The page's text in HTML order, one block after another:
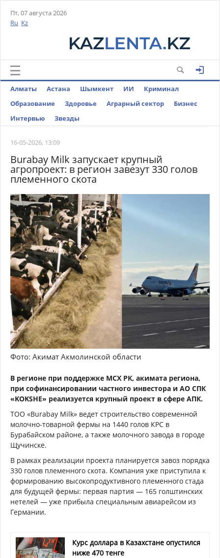
Пт, 07 августа 2026
Ru Kz
Алматы Астана Шымкент ИИ
Криминал
Образование
Здоровье Аграрный сектор
Бизнес
Интервью
Звезды
16-05-2026, 13:09
Burabay Milk запускает крупный
агропроект: в регион завезут 330 голов
племенного скота
Фото: Акимат Акмолинской области
В регионе при поддержке МСХ РК, акимата региона,
при софинансировании частного инвестора и АО СПК
«KOKSHE» реализуется крупный проект в сфере АПК.
ТОО «Burabay Milk» ведет строительство современной
молочно-товарной фермы на 1440 голов КРС в
Бурабайском районе, а также молочного завода в городе
Щучинске.
В рамках реализации проекта планируется завоз порядка
330 голов племенного скота. Компания уже приступила к
формированию высокопродуктивного племенного стада
для будущей фермы: первая партия — 165 голштинских
нетелей — уже прибыла специальным авиарейсом из
Германии.
Курс доллара в Казахстане опустился
ниже 470 тенге